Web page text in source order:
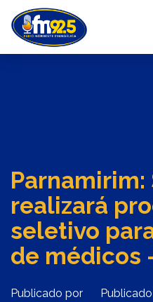
Previous
Parnamirim:
realizará
seletivo
de
Publicado por